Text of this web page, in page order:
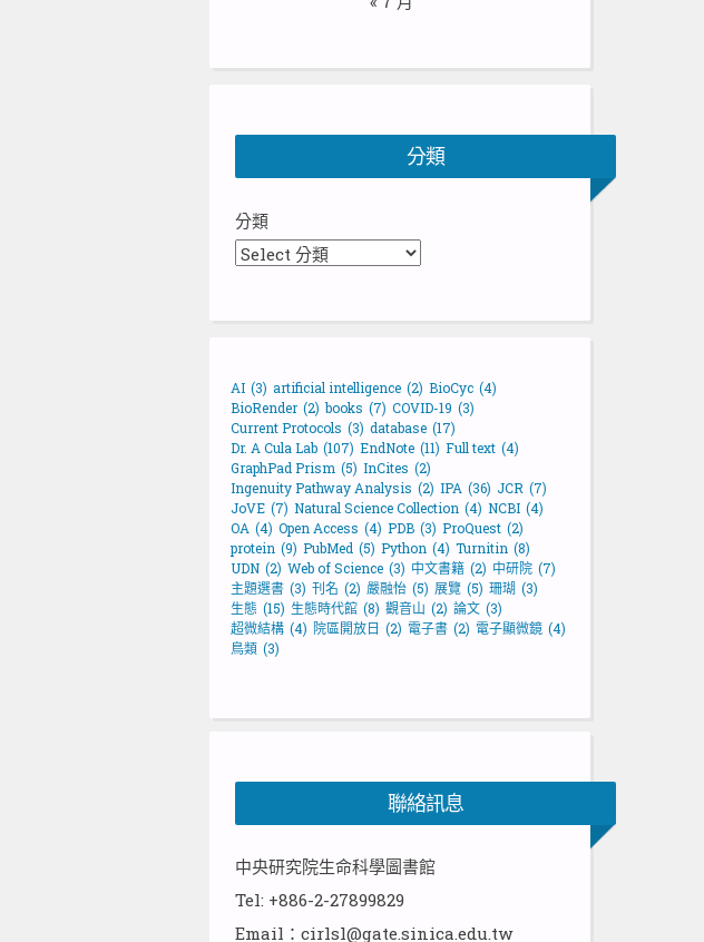
分類
分類
AI (3) artificial intelligence (2) BioCyc (4)
BioRender (2) books (7) COVID-19 (3)
Current Protocols (3) database (17)
Dr. A Cula Lab (107) EndNote (11) Full text (4)
GraphPad Prism (5) InCites (2)
Ingenuity Pathway Analysis (2) IPA (36) JCR (7)
JoVE (7) Natural Science Collection (4) NCBI (4)
OA (4) Open Access (4) PDB (3) ProQuest (2)
protein (9) PubMed (5) Python (4) Turnitin (8)
UDN (2) Web of Science (3) 中文書籍 (2) 中研院 (7)
主題選書 (3) 刊名 (2) 嚴融怡 (5) 展覽 (5) 珊瑚 (3)
生態 (15) 生態時代館 (8) 觀音山 (2) 論文 (3)
超微結構 (4) 院區開放日 (2) 電子書 (2) 電子顯微鏡 (4)
鳥類 (3)
聯絡訊息
中央研究院生命科學圖書館
Tel: +886-2-27899829
Email：cirlsl@gate.sinica.edu.tw